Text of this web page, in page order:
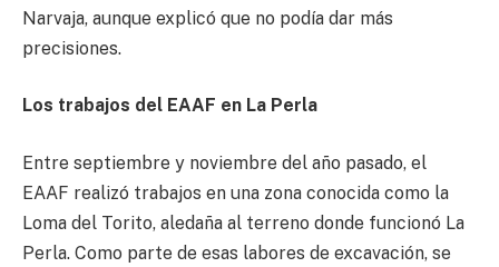
Narvaja, aunque explicó que no podía dar más
precisiones.
Los trabajos del EAAF en La Perla
Entre septiembre y noviembre del año pasado, el
EAAF realizó trabajos en una zona conocida como la
Loma del Torito, aledaña al terreno donde funcionó La
Perla. Como parte de esas labores de excavación, se